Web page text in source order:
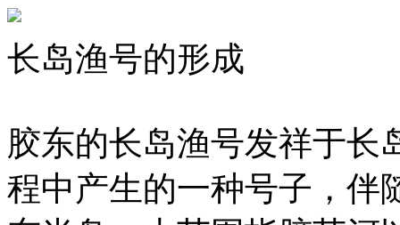
长岛渔号的形成
胶东的长岛渔号发祥于长
程中产生的一种号子，伴